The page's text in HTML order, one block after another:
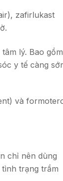
zafirlukast
lý. Bao gồm
y tế càng
và
chỉ nên dùng
trạng trầm